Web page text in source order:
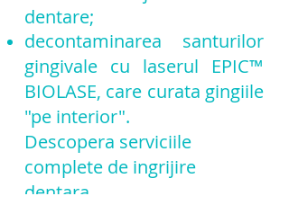
dentare;
decontaminarea santurilor
gingivale cu laserul EPIC™
BIOLASE, care curata gingiile
"pe interior".
Descopera serviciile
complete de ingrijire
dentara